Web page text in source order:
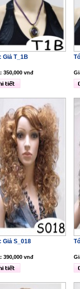
Giả T_1B
350,000 vnđ
Giả S_018
390,000 vnđ